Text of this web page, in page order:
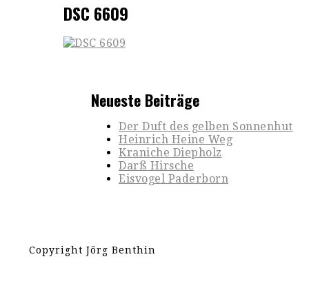
DSC 6609
Neueste Beiträge
Der Duft des gelben Sonnenhut
Heinrich Heine Weg
Kraniche Diepholz
Darß Hirsche
Eisvogel Paderborn
Copyright Jörg Benthin